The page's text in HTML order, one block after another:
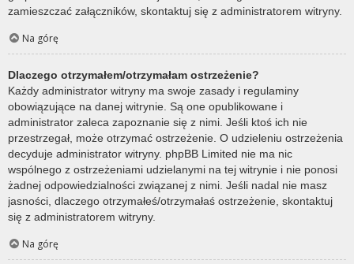
zamieszczać załączników, skontaktuj się z administratorem witryny.
Na górę
Dlaczego otrzymałem/otrzymałam ostrzeżenie?
Każdy administrator witryny ma swoje zasady i regulaminy
obowiązujące na danej witrynie. Są one opublikowane i
administrator zaleca zapoznanie się z nimi. Jeśli ktoś ich nie
przestrzegał, może otrzymać ostrzeżenie. O udzieleniu ostrzeżenia
decyduje administrator witryny. phpBB Limited nie ma nic
wspólnego z ostrzeżeniami udzielanymi na tej witrynie i nie ponosi
żadnej odpowiedzialności związanej z nimi. Jeśli nadal nie masz
jasności, dlaczego otrzymałeś/otrzymałaś ostrzeżenie, skontaktuj
się z administratorem witryny.
Na górę